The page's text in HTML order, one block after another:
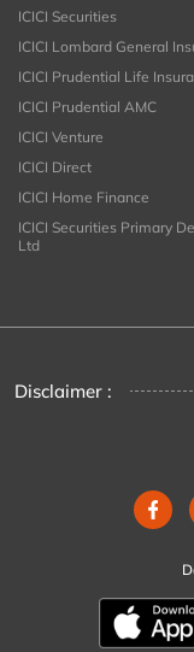
ICICI Securities
ICICI Lombard General
ICICI Prudential Life
ICICI Prudential AMC
ICICI Venture
ICICI Direct
ICICI Home Finance
ICICI Securities Primary
Ltd
Disclaimer :